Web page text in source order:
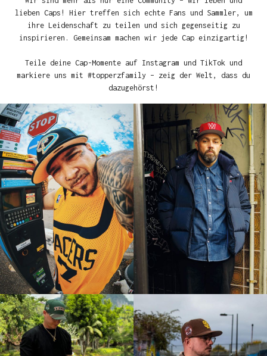
lieben Caps! Hier treffen sich echte Fans und Sammler, um
ihre Leidenschaft zu teilen und sich gegenseitig zu
inspirieren. Gemeinsam machen wir jede Cap einzigartig!
Teile deine Cap-Momente auf Instagram und TikTok und
markiere uns mit #topperzfamily – zeig der Welt, dass du
dazugehörst!